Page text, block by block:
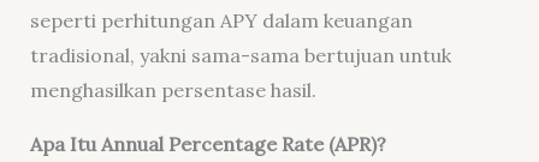
seperti perhitungan APY dalam keuangan
tradisional, yakni sama-sama bertujuan untuk
menghasilkan persentase hasil.
Apa ItuAnnual Percentage Rate(APR)?